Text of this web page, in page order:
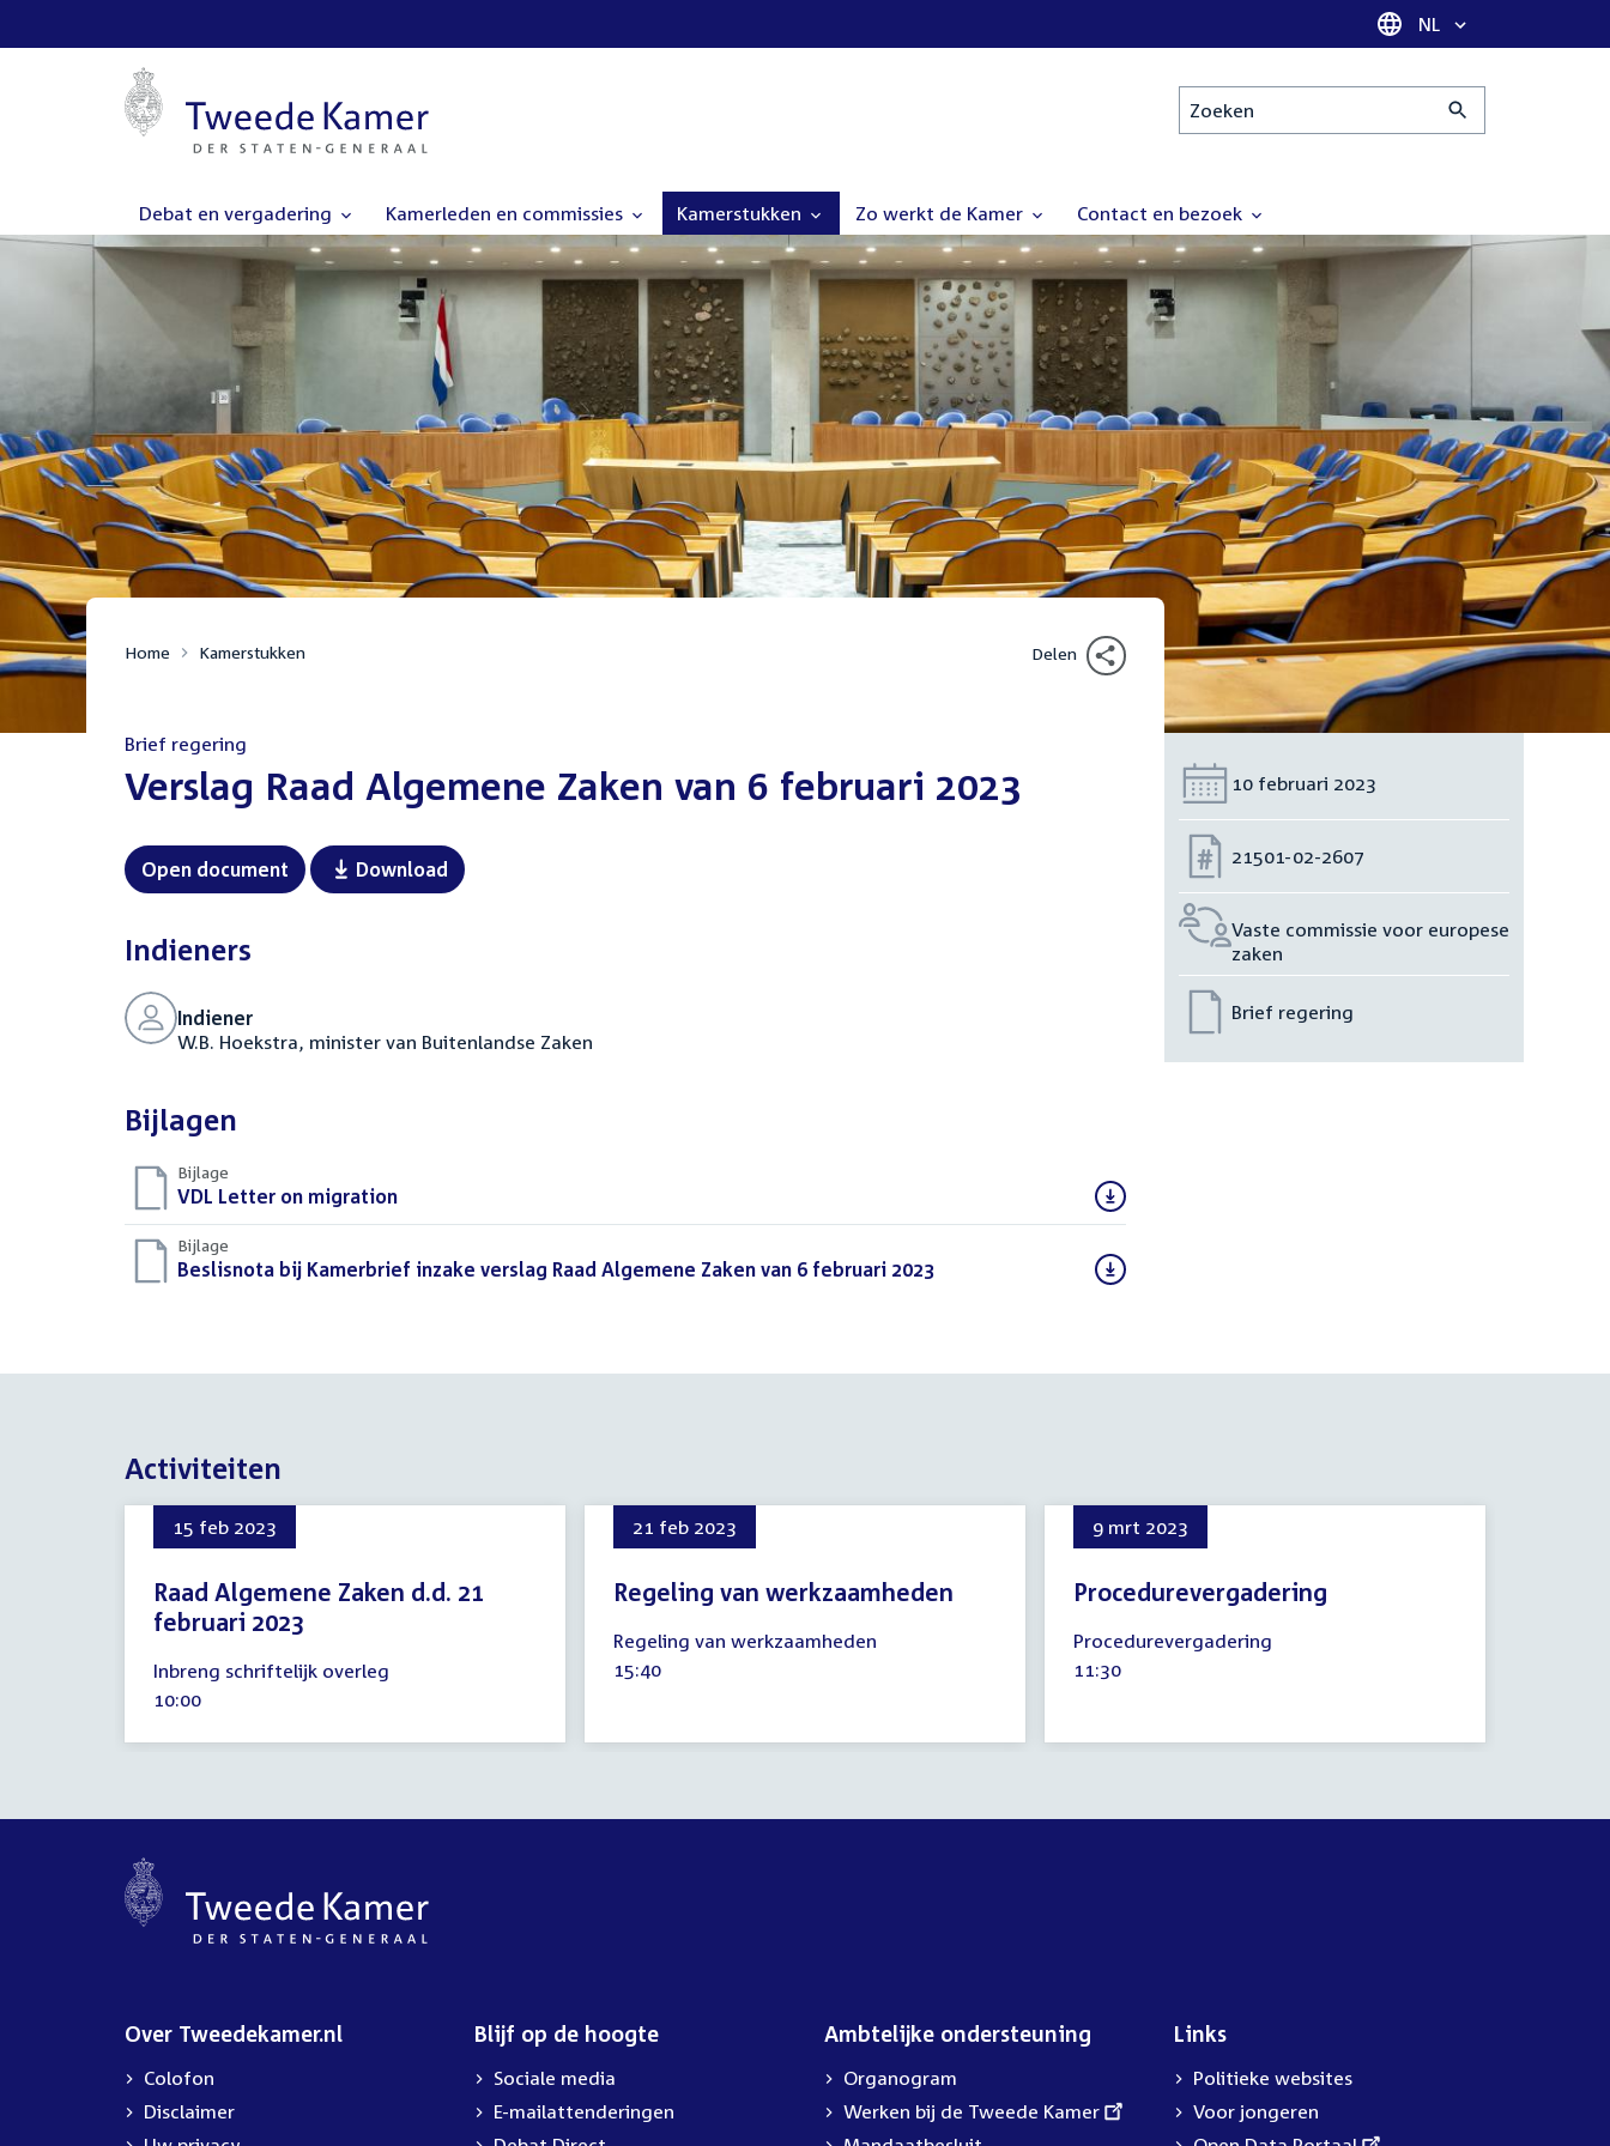
Taal selectie
NL
Zoeken
Debat en vergadering Kamerleden en commissies Kamerstukken Zo werkt de Kamer Contact en bezoek
Home Kamerstukken Delen
Brief regering
:Verslag Raad Algemene Zaken van 6 februari 2023
Open document Download
Indieners
Indiener
W.B. Hoekstra, minister van Buitenlandse Zaken
Bijlagen
Bijlage
Download
bestand:
VDL Letter on migration
Bijlage
Download
Beslisnota bij Kamerbrief inzake verslag Raad Algemene Zaken van 6 februari 2023
Datum:
10 februari 2023
Nummer:
21501-02-2607
Vaste commissie voor europese
zaken
Brief regering
Activiteiten
15 feb 2023
Raad Algemene Zaken d.d. 21
februari 2023
februari
2023
Inbreng schriftelijk overleg
Tijd
10:00
21 feb 2023
Regeling van werkzaamheden
februari
2023
Regeling van werkzaamheden
Tijd
15:40
9 mrt 2023
Procedurevergadering
maart
2023
Procedurevergadering
Tijd
11:30
Over Tweedekamer.nl
Colofon
Disclaimer
Blijf op de hoogte
Sociale media
E-mailattenderingen
Ambtelijke ondersteuning
Organogram
External
link:
Werken bij de Tweede Kamer
Links
Politieke websites
Voor jongeren